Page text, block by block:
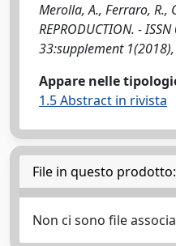
Merolla, A., Ferraro, R.,
REPRODUCTION. -
33:supplement
Appare nelle
1.5 Abstract in rivista
File in questo prodotto:
Non ci sono file